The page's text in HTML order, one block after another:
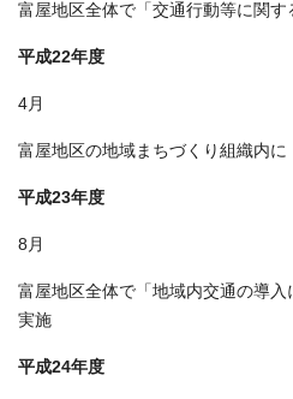
富屋地区全体で「交通行動等に関
平成22年度
4月
富屋地区の地域まちづくり組織内
平成23年度
8月
富屋地区全体で「地域内交通の導
実施
平成24年度